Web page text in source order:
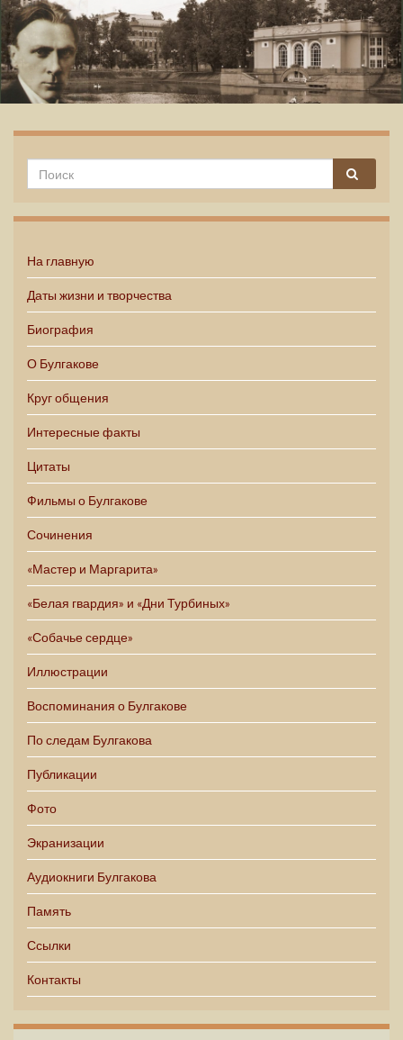
На главную
Даты жизни и творчества
Биография
О Булгакове
Круг общения
Интересные факты
Цитаты
Фильмы о Булгакове
Сочинения
«Мастер и Маргарита»
«Белая гвардия» и «Дни Турбиных»
«Собачье сердце»
Иллюстрации
Воспоминания о Булгакове
По следам Булгакова
Публикации
Фото
Экранизации
Аудиокниги Булгакова
Память
Ссылки
Контакты